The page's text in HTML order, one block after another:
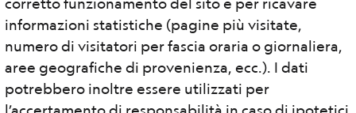
informazioni statistiche (pagine più visitate,
numero di visitatori per fascia oraria o giornaliera,
aree geografiche di provenienza, ecc.). I dati
potrebbero inoltre essere utilizzati per